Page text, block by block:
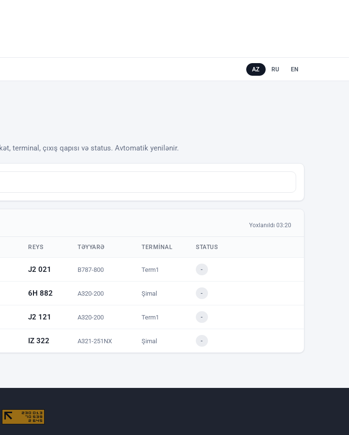
AZ RU EN
terminal, çıxış qapısı və status. Avtomatik yenilənir.
Yoxlanıldı 03:20
REYS TƏYYARƏ TERMINAL STATUS
J2 021 B787-800 Term1 -
6H 882 A320-200 Şimal -
J2 121 A320-200 Term1 -
IZ 322 A321-251NX Şimal -